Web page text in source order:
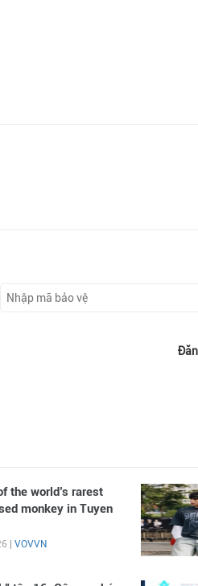
the world’s rarest
monkey in Tuyen
| VOVVN